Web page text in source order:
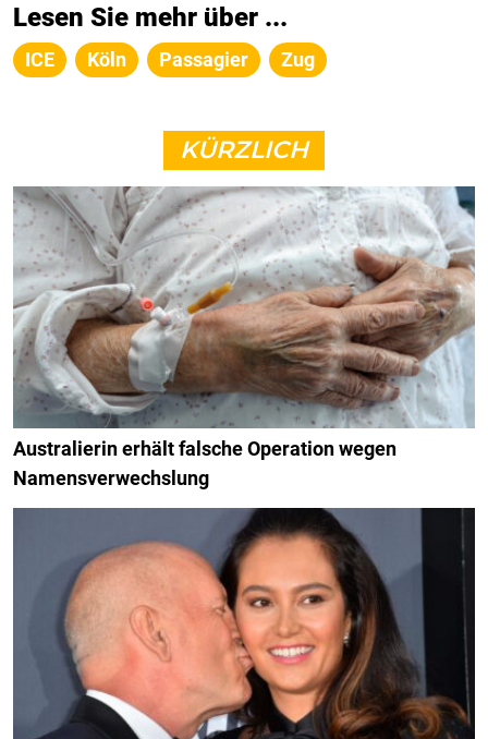
Lesen Sie mehr über ...
ICE Köln Passagier Zug
KÜRZLICH
Australierin erhält falsche Operation wegen
Namensverwechslung